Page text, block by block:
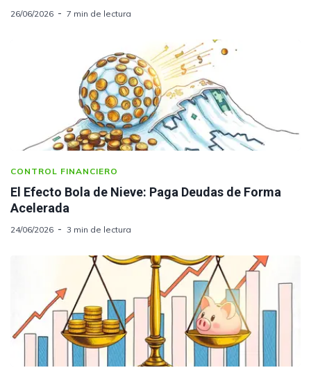
26/06/2026 7 min de lectura
CONTROL FINANCIERO
El Efecto Bola de Nieve: Paga Deudas de Forma
Acelerada
24/06/2026 3 min de lectura